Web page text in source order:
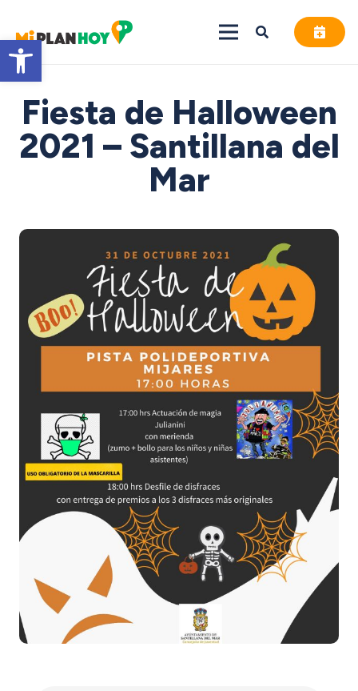
Abrir barra de herramientas
Fiesta de Halloween
2021 – Santillana del
Mar